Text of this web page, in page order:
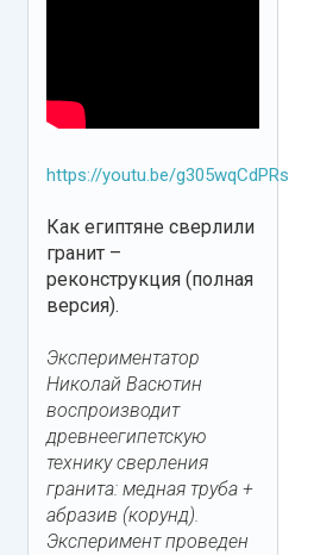
https://youtu.be/g305wqCdPRs
Как египтяне сверлили
гранит –
реконструкция (полная
версия).
Экспериментатор
Николай Васютин
воспроизводит
древнеегипетскую
технику сверления
гранита: медная труба +
абразив (корунд).
Эксперимент проведен